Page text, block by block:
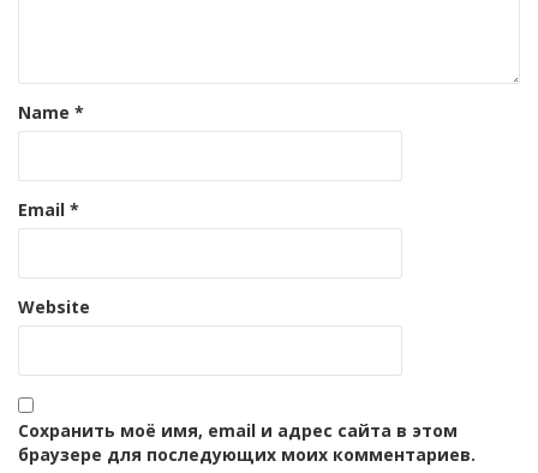
Name *
Email *
Website
Сохранить моё имя, email и адрес сайта в этом
браузере для последующих моих комментариев.